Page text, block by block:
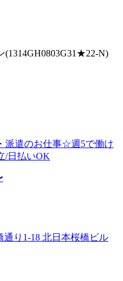
N)
派遣のお仕事☆週5で働け
/日払いOK
り1-18 北日本桜橋ビル